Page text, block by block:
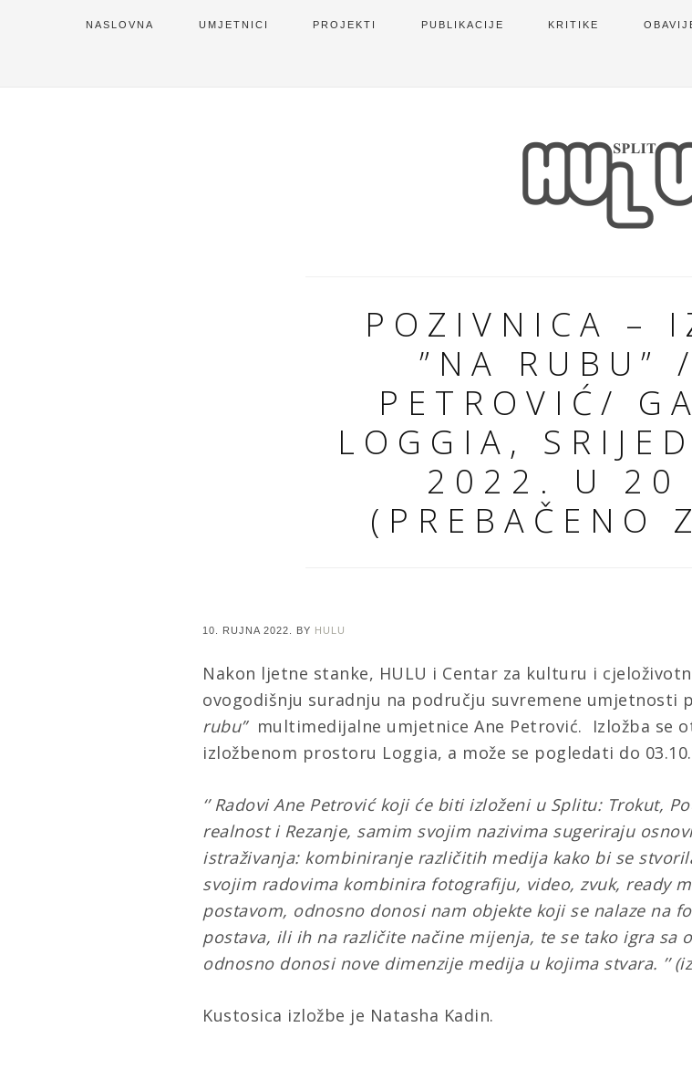
NASLOVNA UMJETNICI PROJEKTI PUBLIKACIJE KRITIKE
POZIVNICA –
”NA RUBU”
PETROVIĆ/
LOGGIA,
2022. U 20
(PREBAČENO
10. RUJNA 2022. BY HULU
Nakon ljetne stanke, HULU i Centar za kulturu i
ovogodišnju suradnju na području suvremene umjetnosti
rubu” multimedijalne umjetnice Ane Petrović. Izložba se
izložbenom prostoru Loggia, a može se pogledati do
‘’ Radovi Ane Petrović koji će biti izloženi u Splitu: Trokut,
realnost i Rezanje, samim svojim nazivima sugeriraju
istraživanja: kombiniranje različitih medija kako bi se
svojim radovima kombinira fotografiju, video, zvuk, ready
postavom, odnosno donosi nam objekte koji se nalaze na
postava, ili ih na različite načine mijenja, te se tako igra sa
odnosno donosi nove dimenzije medija u kojima stvara. ’’
Kustosica izložbe je Natasha Kadin.